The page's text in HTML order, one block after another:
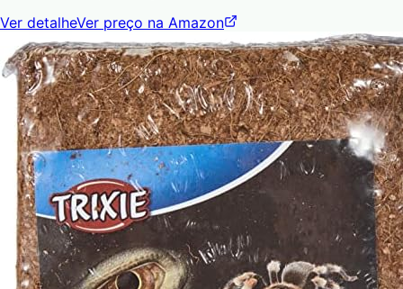
Ver detalheVer preço na Amazon